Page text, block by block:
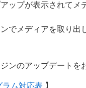
ップが表示されてメ
でメディアを取り
ンのアップデート
ラム対応表 】